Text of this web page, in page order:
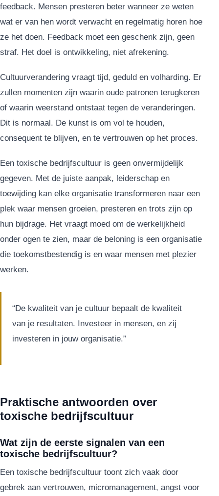
feedback. Mensen presteren beter wanneer ze weten
wat er van hen wordt verwacht en regelmatig horen hoe
ze het doen. Feedback moet een geschenk zijn, geen
straf. Het doel is ontwikkeling, niet afrekening.
Cultuurverandering vraagt tijd, geduld en volharding. Er
zullen momenten zijn waarin oude patronen terugkeren
of waarin weerstand ontstaat tegen de veranderingen.
Dit is normaal. De kunst is om vol te houden,
consequent te blijven, en te vertrouwen op het proces.
Een toxische bedrijfscultuur is geen onvermijdelijk
gegeven. Met de juiste aanpak, leiderschap en
toewijding kan elke organisatie transformeren naar een
plek waar mensen groeien, presteren en trots zijn op
hun bijdrage. Het vraagt moed om de werkelijkheid
onder ogen te zien, maar de beloning is een organisatie
die toekomstbestendig is en waar mensen met plezier
werken.
“De kwaliteit van je cultuur bepaalt de kwaliteit
van je resultaten. Investeer in mensen, en zij
investeren in jouw organisatie.”
Praktische antwoorden over
toxische bedrijfscultuur
Wat zijn de eerste signalen van een
toxische bedrijfscultuur?
Een toxische bedrijfscultuur toont zich vaak door
gebrek aan vertrouwen, micromanagement, angst voor